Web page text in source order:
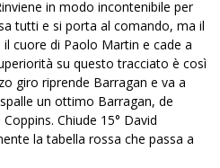
in modo incontenibile per
tutti e si porta al comando, ma il
cuore di Paolo Martin e cade a
su questo tracciato è così
giro riprende Barragan e va a
un ottimo Barragan, de
Chiude 15° David
la tabella rossa che passa a